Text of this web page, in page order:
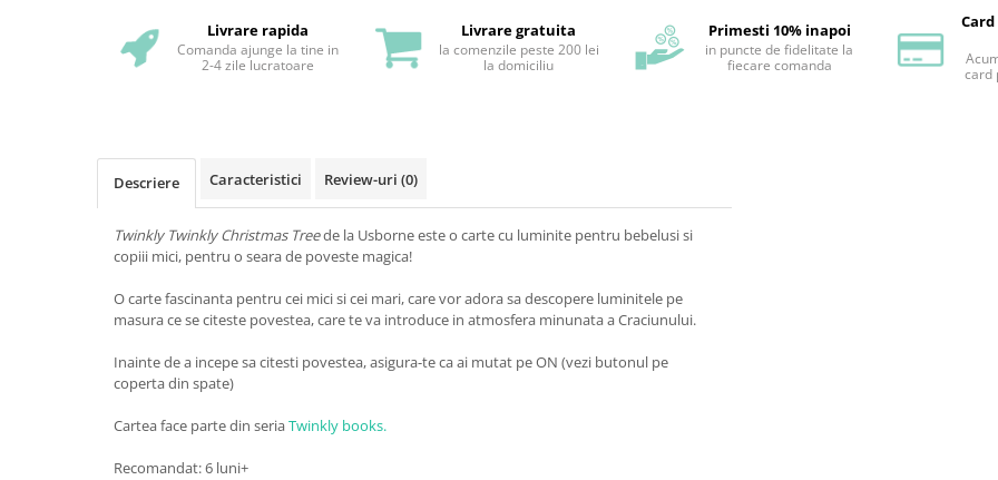
Livrare rapida
Comanda ajunge la tine in
2-4 zile lucratoare
Livrare gratuita
la comenzile peste 200 lei
la domiciliu
Primesti 10% inapoi
in puncte de fidelitate la
fiecare comanda
card
Descriere Caracteristici Review-uri (0)
Twinkly Twinkly Christmas Treede la Usborne este o carte cu luminite pentru bebelusi si
copiii mici, pentru o seara de poveste magica!
O carte fascinanta pentru cei mici si cei mari, care vor adora sa descopere luminitele pe
masura ce se citeste povestea, care te va introduce in atmosfera minunata a Craciunului.
Inainte de a incepe sa citesti povestea, asigura-te ca ai mutat pe ON (vezi butonul pe
coperta din spate)
Cartea face parte din seriaTwinkly books.
Recomandat: 6 luni+